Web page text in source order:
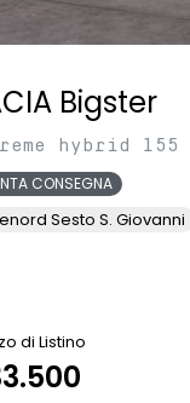
Bigster
hybrid 155
CONSEGNA
Sesto S. Giovanni
di Listino